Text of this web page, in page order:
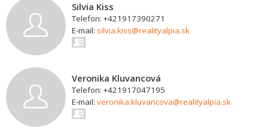
Silvia Kiss
Telefon: +421917390271
E-mail: silvia.kiss@realityalpia.sk
Veronika Kluvancová
Telefon: +421917047195
E-mail: veronika.kluvancova@realityalpia.sk